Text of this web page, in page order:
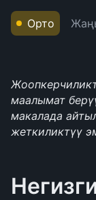
Орто
маалымат
макалада
жеткиликтүү